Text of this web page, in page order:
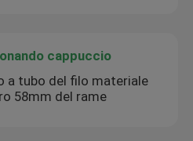
cappuccio
a tubo del filo materiale
58mm del rame